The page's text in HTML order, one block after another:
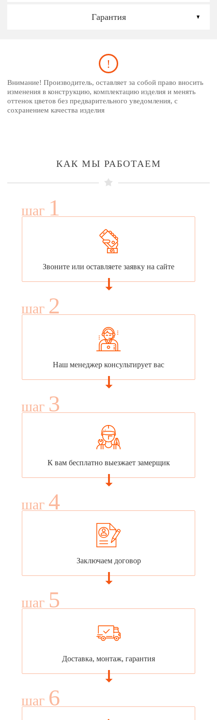
Гарантия
Внимание! Производитель, оставляет за собой право вносить
изменения в конструкцию, комплектацию изделия и менять
оттенок цветов без предварительного уведомления, с
сохранением качества изделия
КАК МЫ РАБОТАЕМ
шаг 1
Звоните или оставляете заявку на сайте
шаг 2
Наш менеджер консультирует вас
шаг 3
К вам бесплатно выезжает замерщик
шаг 4
Заключаем договор
шаг 5
Доставка, монтаж, гарантия
шаг 6